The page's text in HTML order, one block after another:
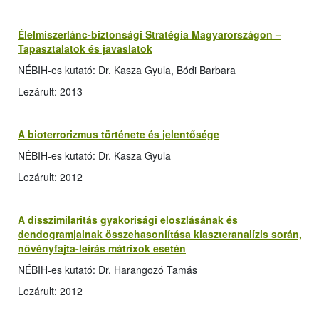
Élelmiszerlánc-biztonsági Stratégia Magyarországon –
Tapasztalatok és javaslatok
NÉBIH-es kutató: Dr. Kasza Gyula, Bódi Barbara
Lezárult: 2013
A bioterrorizmus története és jelentősége
NÉBIH-es kutató: Dr. Kasza Gyula
Lezárult: 2012
A disszimilaritás gyakorisági eloszlásának és
dendogramjainak összehasonlítása klaszteranalízis során,
növényfajta-leírás mátrixok esetén
NÉBIH-es kutató: Dr. Harangozó Tamás
Lezárult: 2012